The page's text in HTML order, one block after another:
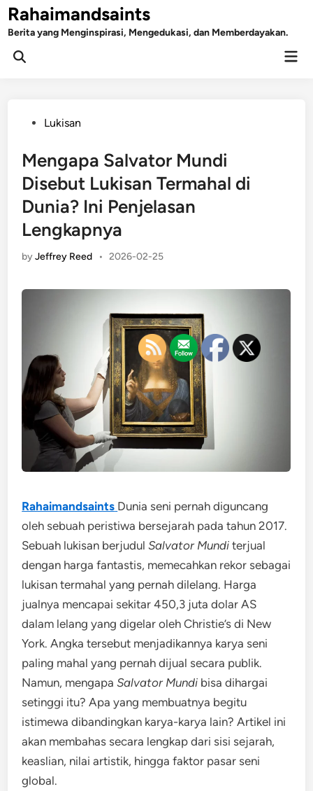
Skip
to
content
Rahaimandsaints
Berita yang Menginspirasi, Mengedukasi, dan Memberdayakan.
Open
PostedLukisan
Mengapa Salvator Mundi
Disebut Lukisan Termahal di
Dunia? Ini Penjelasan
Lengkapnya
byJeffrey Reed • 2026-02-25
Rahaimandsaints Dunia seni pernah diguncang
oleh sebuah peristiwa bersejarah pada tahun 2017.
Sebuah lukisan berjudulSalvator Mundi terjual
dengan harga fantastis, memecahkan rekor sebagai
lukisan termahal yang pernah dilelang. Harga
jualnya mencapai sekitar 450,3 juta dolar AS
dalam lelang yang digelar olehChristie’s di New
York. Angka tersebut menjadikannya karya seni
paling mahal yang pernah dijual secara publik.
Namun, mengapaSalvator Mundi bisa dihargai
setinggi itu? Apa yang membuatnya begitu
istimewa dibandingkan karya-karya lain? Artikel ini
akan membahas secara lengkap dari sisi sejarah,
keaslian, nilai artistik, hingga faktor pasar seni
global.